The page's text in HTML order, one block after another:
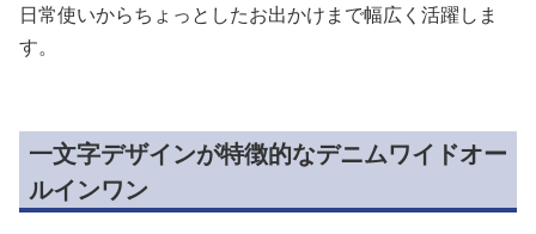
日常使いからちょっとしたお出かけまで幅広く活躍しま
す。
一文字デザインが特徴的なデニムワイドオー
ルインワン